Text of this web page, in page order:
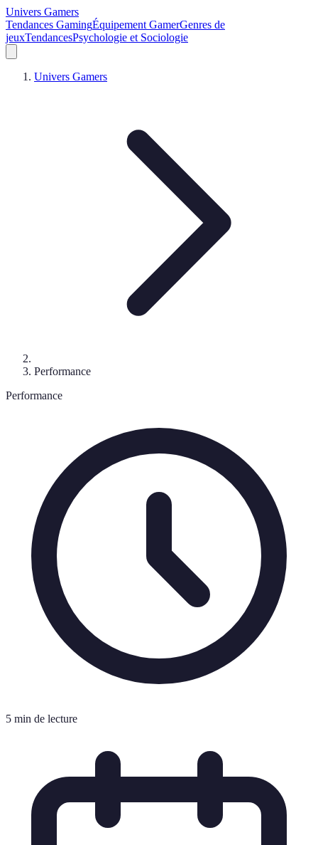
Univers Gamers
Tendances GamingÉquipement GamerGenres de
jeuxTendancesPsychologie et Sociologie
Univers Gamers
Performance
Performance
5 min de lecture